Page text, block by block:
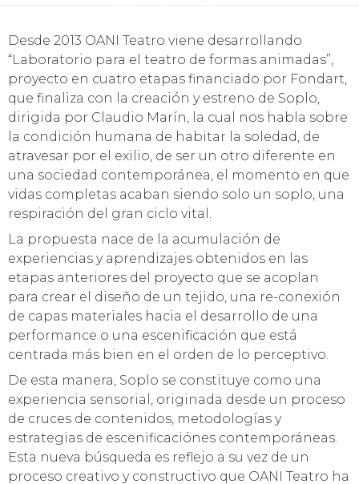
Desde 2013 OANI Teatro viene desarrollando
“Laboratorio para el teatro de formas animadas”,
proyecto en cuatro etapas financiado por Fondart,
que finaliza con la creación y estreno de Soplo,
dirigida por Claudio Marín, la cual nos habla sobre
la condición humana de habitar la soledad, de
atravesar por el exilio, de ser un otro diferente en
una sociedad contemporánea, el momento en que
vidas completas acaban siendo solo un soplo, una
respiración del gran ciclo vital.
La propuesta nace de la acumulación de
experiencias y aprendizajes obtenidos en las
etapas anteriores del proyecto que se acoplan
para crear el diseño de un tejido, una re-conexión
de capas materiales hacia el desarrollo de una
performance o una escenificación que está
centrada más bien en el orden de lo perceptivo.
De esta manera, Soplo se constituye como una
experiencia sensorial, originada desde un proceso
de cruces de contenidos, metodologías y
estrategias de escenificaciónes contemporáneas.
Esta nueva búsqueda es reflejo a su vez de un
proceso creativo y constructivo que OANI Teatro ha